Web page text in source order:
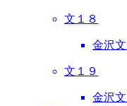
文１８
金沢
文１９
金沢